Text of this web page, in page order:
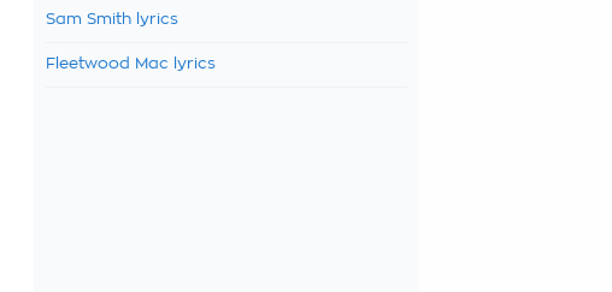
Sam Smith lyrics
Fleetwood Mac lyrics